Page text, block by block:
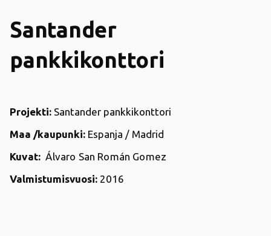
Santander
pankkikonttori
Projekti: Santander pankkikonttori
Maa /kaupunki: Espanja / Madrid
Kuvat: Álvaro San Román Gomez
Valmistumisvuosi: 2016